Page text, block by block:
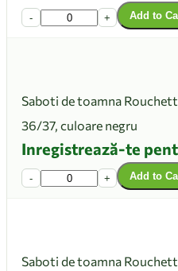
- + Add to
Saboti de toamna
36/37, culoare negru
Inregistrează-te
- + Add to
Saboti de toamna